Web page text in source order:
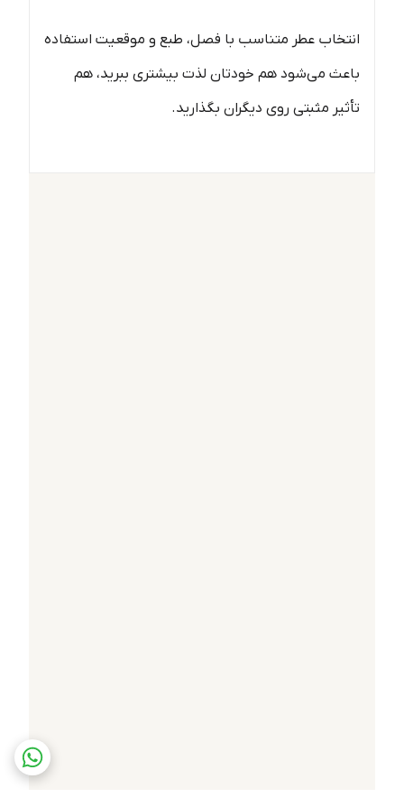
انتخاب عطر متناسب با فصل، طبع و موقعیت استفاده
باعث می‌شود هم خودتان لذت بیشتری ببرید، هم
تأثیر مثبتی روی دیگران بگذارید.